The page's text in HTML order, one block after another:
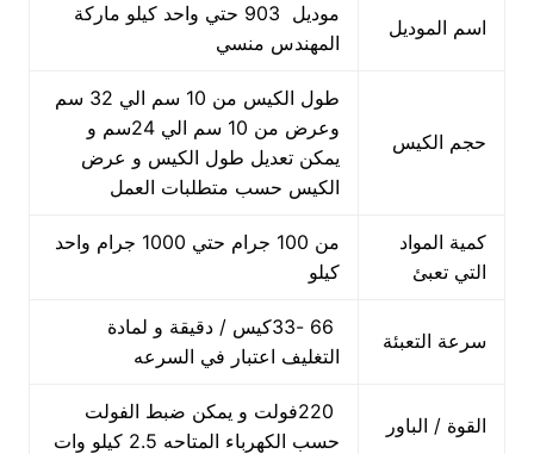
اسم الموديل
موديل 903 حتي واحد كيلو ماركة
المهندس منسي
حجم الكيس
طول الكيس من 10 سم الي 32 سم
وعرض من 10 سم الي 24سم و
يمكن تعديل طول الكيس و عرض
الكيس حسب متطلبات العمل
كمية المواد
التي تعبئ
من 100 جرام حتي 1000 جرام واحد
كيلو
سرعة التعبئة
66 -33كيس / دقيقة و لمادة
التغليف اعتبار في السرعه
القوة / الباور
220فولت و يمكن ضبط الفولت
حسب الكهرباء المتاحه 2.5 كيلو وات